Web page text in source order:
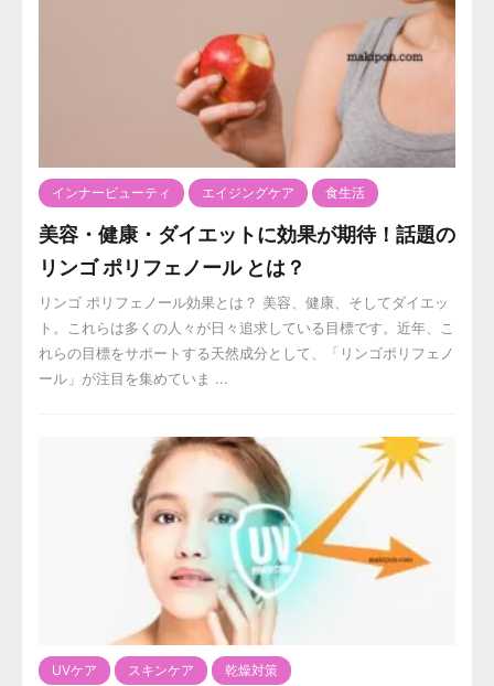
インナービューティ エイジングケア 食生活
美容・健康・ダイエットに効果が期待！話題の
リンゴ ポリフェノール とは？
リンゴ ポリフェノール効果とは？ 美容、健康、そしてダイエッ
ト。これらは多くの人々が日々追求している目標です。近年、こ
れらの目標をサポートする天然成分として、「リンゴポリフェノ
ール」が注目を集めていま ...
UVケア スキンケア 乾燥対策